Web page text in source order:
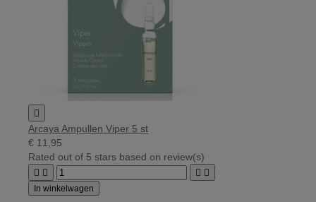

Arcaya Ampullen Viper 5 st
€ 11,95
Rated out of 5 stars based on review(s)
   
In winkelwagen